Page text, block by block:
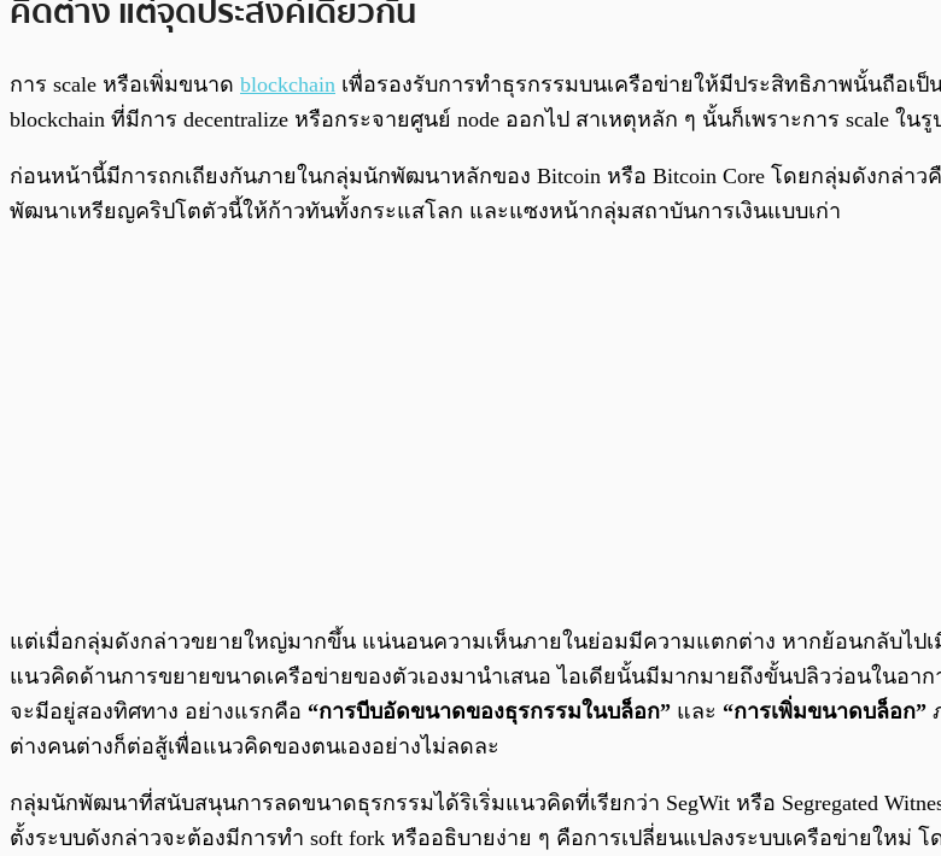
คิดต่าง แต่จุดประสงค์เดียวกัน
การ scale หรือเพิ่มขนาด blockchain เพื่อรองรับการทำธุรกรรมบนเครือข่ายให้มีประสิทธิภาพนั้นถือเ
blockchain ที่มีการ decentralize หรือกระจายศูนย์ node ออกไป สาเหตุหลัก ๆ นั้นก็เพราะการ scale
ก่อนหน้านี้มีการถกเถียงกันภายในกลุ่มนักพัฒนาหลักของ Bitcoin หรือ Bitcoin Core โดยกลุ่มดังกล่
พัฒนาเหรียญคริปโตตัวนี้ให้ก้าวทันทั้งกระแสโลก และแซงหน้ากลุ่มสถาบันการเงินแบบเก่า
แต่เมื่อกลุ่มดังกล่าวขยายใหญ่มากขึ้น แน่นอนความเห็นภายในย่อมมีความแตกต่าง หากย้อนกลับไ
แนวคิดด้านการขยายขนาดเครือข่ายของตัวเองมานำเสนอ ไอเดียนั้นมีมากมายถึงขั้นปลิวว่อนในอ
จะมีอยู่สองทิศทาง อย่างแรกคือ “การบีบอัดขนาดของธุรกรรมในบล็อก” และ “การเพิ่มขนาดบล็อก”
ต่างคนต่างก็ต่อสู้เพื่อแนวคิดของตนเองอย่างไม่ลดละ
กลุ่มนักพัฒนาที่สนับสนุนการลดขนาดธุรกรรมได้ริเริ่มแนวคิดที่เรียกว่า SegWit หรือ Segregated
ตั้งระบบดังกล่าวจะต้องมีการทำ soft fork หรืออธิบายง่าย ๆ คือการเปลี่ยนแปลงระบบเครือข่ายให